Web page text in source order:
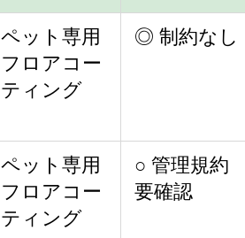
ペット専用
フロアコー
ティング
◎ 制約なし
ペット専用
フロアコー
ティング
○ 管理規約
要確認